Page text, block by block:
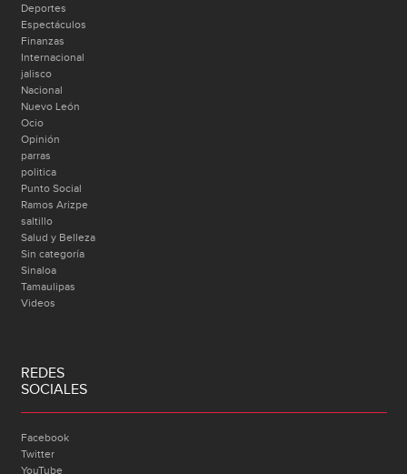
Deportes
Espectáculos
Finanzas
Internacional
jalisco
Nacional
Nuevo León
Ocio
Opinión
parras
politica
Punto Social
Ramos Arizpe
saltillo
Salud y Belleza
Sin categoría
Sinaloa
Tamaulipas
Videos
REDES
SOCIALES
Facebook
Twitter
YouTube